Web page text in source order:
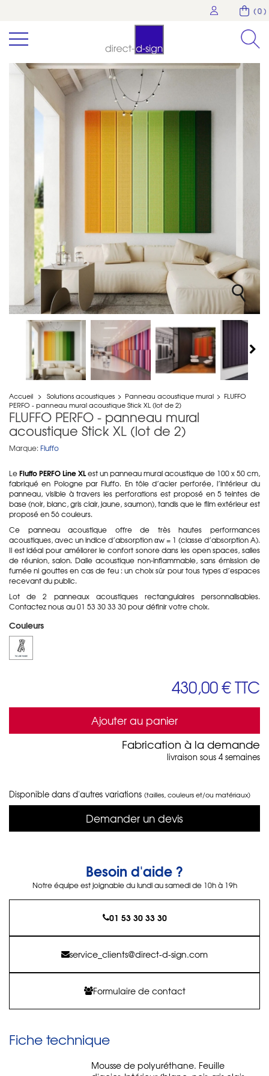
( 0 )
Accueil > Solutions acoustiques > Panneau acoustique mural > FLUFFO
PERFO - panneau mural acoustique Stick XL (lot de 2)
FLUFFO PERFO - panneau mural
acoustique Stick XL (lot de 2)
Marque: Fluffo
LeFluffo PERFO Line XLest un panneau mural acoustique de 100 x 50 cm,
fabriqué en Pologne par Fluffo. En tôle d’acier perforée, l’intérieur du
panneau, visible à travers les perforations est proposé en 5 teintes de
base (noir, blanc, gris clair, jaune, saumon), tandis que le film extérieur est
proposé en 56 couleurs.
Ce panneau acoustique offre de très hautes performances
acoustiques, avec un indice d’absorption αw = 1 (classe d’absorption A).
Il est idéal pour améliorer le confort sonore dans les open spaces, salles
de réunion, salon. Dalle acoustique non-inflammable, sans émission de
fumée ni gouttes en cas de feu : un choix sûr pour tous types d’espaces
recevant du public.
Lot de 2 panneaux acoustiques rectangulaires personnalisables.
Contactez nous au 01 53 30 33 30 pour définir votre choix.
Couleurs
430,00 €TTC
Ajouter au panier
Fabrication à la demande
livraison sous 4 semaines
Disponible dans d'autres variations (tailles, couleurs et/ou matériaux)
Demander un devis
Besoin d'aide ?
Notre équipe est joignable du lundi au samedi de 10h à 19h
01 53 30 33 30
service_clients@direct-d-sign.com
Formulaire de contact
Fiche technique
Mousse de polyuréthane. Feuille